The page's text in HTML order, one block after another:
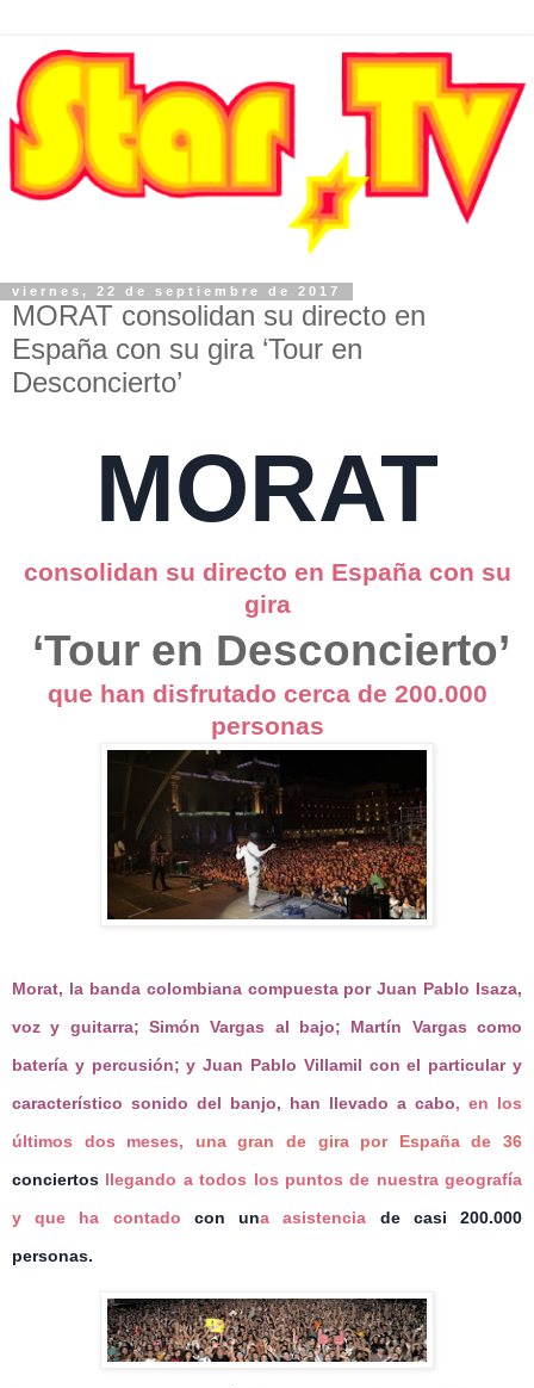
viernes, 22 de septiembre de 2017
MORAT consolidan su directo en
España con su gira ‘Tour en
Desconcierto’
MORAT
consolidan su directo en España con su
gira
‘Tour en Desconcierto’
que han disfrutado cerca de 200.000
personas
Morat, la banda colombiana compuesta por Juan Pablo Isaza,
voz y guitarra; Simón Vargas al bajo; Martín Vargas como
batería y percusión; y Juan Pablo Villamil con el particular y
característico sonido del banjo, han llevado a cabo, en los
últimos dos meses, una gran de gira por España de 36
conciertos llegando a todos los puntos de nuestra geografía
y que ha contado con una asistencia de casi 200.000
personas.